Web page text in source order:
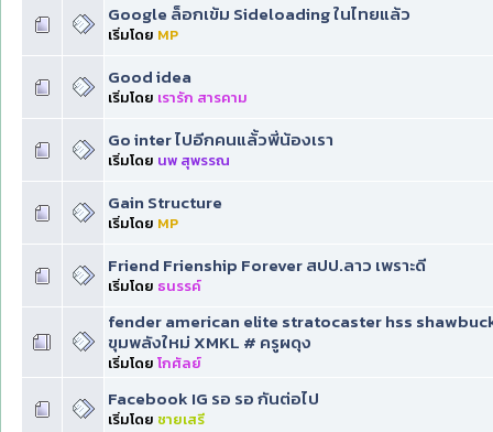
Google ล็อกเข้ม Sideloading ในไทยแล้ว
เริ่มโดย MP
Good idea
เริ่มโดย เรารัก สารคาม
Go inter ไปอีกคนแล้้วพี่น้องเรา
เริ่มโดย นพ สุพรรณ
Gain Structure
เริ่มโดย MP
Friend Frienship Forever สปป.ลาว เพราะดี
เริ่มโดย ธนรรค์
fender american elite stratocaster hss
ขุมพลังใหม่ XMKL # ครูผดุง
เริ่มโดย โกศัลย์
Facebook IG รอ รอ กันต่อไป
เริ่มโดย ชายเสรี